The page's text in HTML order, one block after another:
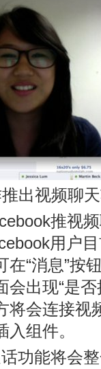
出视频聊
推视
用户
“消息”按
出现“是
将会连接视
组件。
功能将会